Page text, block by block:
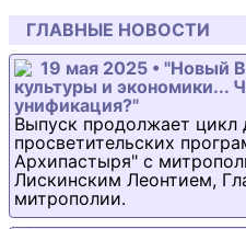
ГЛАВНЫЕ НОВОСТИ
19 мая 2025 • "Новый
культуры и экономики...
унификация?"
Выпуск продолжает цикл
просветительских
Архипастыря" с
Лискинским Леонтием,
митрополии.